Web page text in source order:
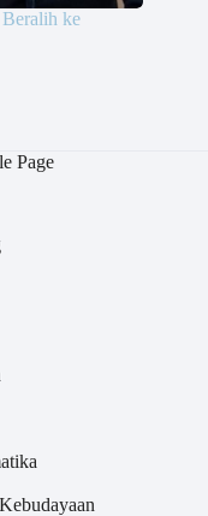
ke
Page